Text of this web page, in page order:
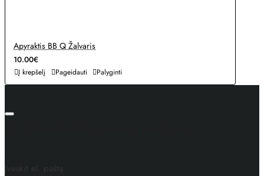
Apyraktis BB Q Žalvaris
10.00€
Į krepšelį Pageidauti Palyginti
Įveskit el. paštą